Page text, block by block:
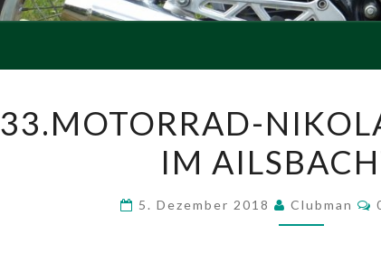
TREFFEN
IM
33.MOTORRAD-
IM
5. Dezember 2018 Clubman